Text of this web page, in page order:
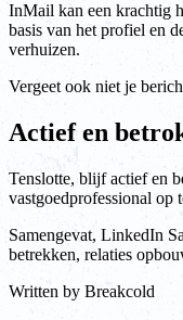
InMail kan een krachtig
basis van het profiel en
verhuizen.
Vergeet ook niet je
Actief en
Tenslotte, blijf actief en
vastgoedprofessional op
Samengevat, LinkedIn
betrekken, relaties
Written by Breakcold